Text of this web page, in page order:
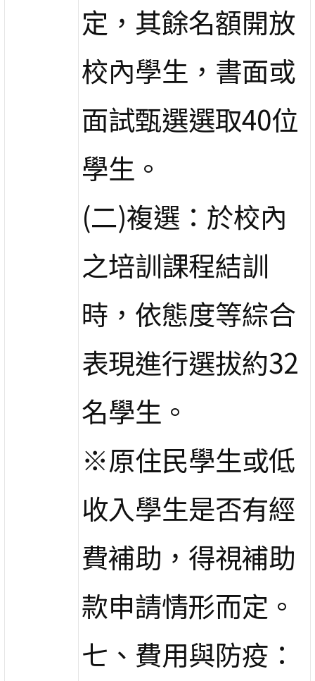
定，其餘名額開放
校內學生，書面或
面試甄選選取40位
學生。
(二)複選：於校內
之培訓課程結訓
時，依態度等綜合
表現進行選拔約32
名學生。
※原住民學生或低
收入學生是否有經
費補助，得視補助
款申請情形而定。
七、費用與防疫：